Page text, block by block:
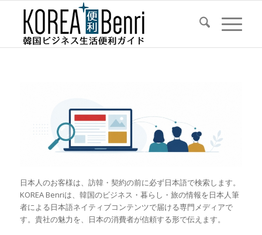
日本人のお客様は、訪韓・契約の前に必ず日本語で検索します。
KOREA Benriは、韓国のビジネス・暮らし・旅の情報を日本人筆
者による日本語ネイティブコンテンツで届ける専門メディアで
す。貴社の魅力を、日本の消費者が信頼する形で伝えます。